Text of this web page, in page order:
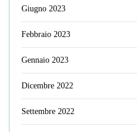
Giugno 2023
Febbraio 2023
Gennaio 2023
Dicembre 2022
Settembre 2022